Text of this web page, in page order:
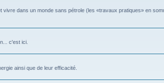
dans un monde sans pétrole (les «travaux pratiques» en
c'est ici.
ainsi que de leur efficacité.